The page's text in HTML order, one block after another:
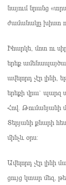
նայում նրանց
ժամանակը խիստ
Իհարկե, մոտ ու
երեք
ավելորդ չէր
երեքի վրա` պարզ
Հով. Թումանյանի
Տերյանի քնարի
մինչև օրս։
Ավելորդ չէր
ցույց կտար մեզ,